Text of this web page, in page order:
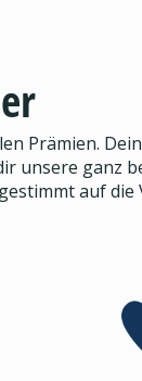
Prämien.
unsere ganz
auf